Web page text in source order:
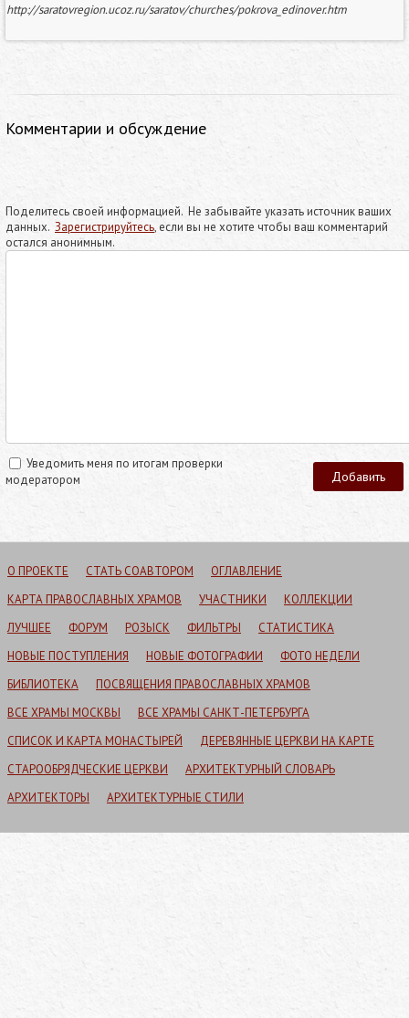
http://saratovregion.ucoz.ru/saratov/churches/pokrova_edinover.htm
Комментарии и обсуждение
Поделитесь своей информацией. Не забывайте указать источник ваших
данных. Зарегистрируйтесь, если вы не хотите чтобы ваш комментарий
остался анонимным.
Уведомить меня по итогам проверки
модератором
О ПРОЕКТЕ СТАТЬ СОАВТОРОМ
ОГЛАВЛЕНИЕ
КАРТА ПРАВОСЛАВНЫХ ХРАМОВ
УЧАСТНИКИ
КОЛЛЕКЦИИ
ЛУЧШЕЕ
ФОРУМ РОЗЫСК ФИЛЬТРЫ
СТАТИСТИКА
НОВЫЕ ПОСТУПЛЕНИЯ
НОВЫЕ ФОТОГРАФИИ
ФОТО НЕДЕЛИ
БИБЛИОТЕКА
ПОСВЯЩЕНИЯ ПРАВОСЛАВНЫХ ХРАМОВ
ВСЕ ХРАМЫ МОСКВЫ
ВСЕ ХРАМЫ САНКТ-ПЕТЕРБУРГА
СПИСОК И КАРТА МОНАСТЫРЕЙ
ДЕРЕВЯННЫЕ ЦЕРКВИ НА КАРТЕ
СТАРООБРЯДЧЕСКИЕ ЦЕРКВИ
АРХИТЕКТУРНЫЙ СЛОВАРЬ
АРХИТЕКТОРЫ
АРХИТЕКТУРНЫЕ СТИЛИ